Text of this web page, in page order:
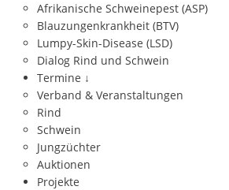
Afrikanische Schweinepest (ASP)
Blauzungenkrankheit (BTV)
Lumpy-Skin-Disease (LSD)
Dialog Rind und Schwein
Termine ↓
Verband & Veranstaltungen
Rind
Schwein
Jungzüchter
Auktionen
Projekte